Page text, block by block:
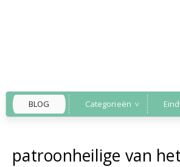
BLOG Categorieën
Back to Home »
patroonheilige van